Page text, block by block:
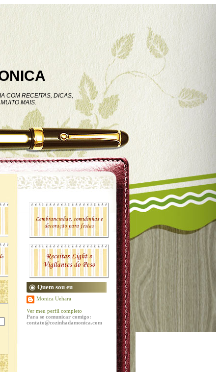
COM RECEITAS, DICAS,
MAIS.
Quem sou eu
Monica Uehara
Ver meu perfil completo
Para se comunicar comigo:
contato@cozinhadamonica.com